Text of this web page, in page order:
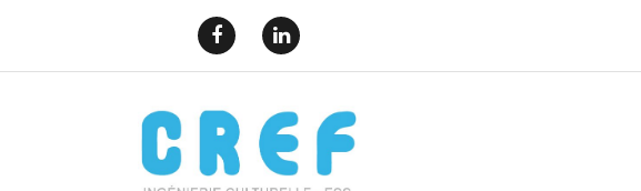
a
c
b
o
k
i
k
e
d
I
n